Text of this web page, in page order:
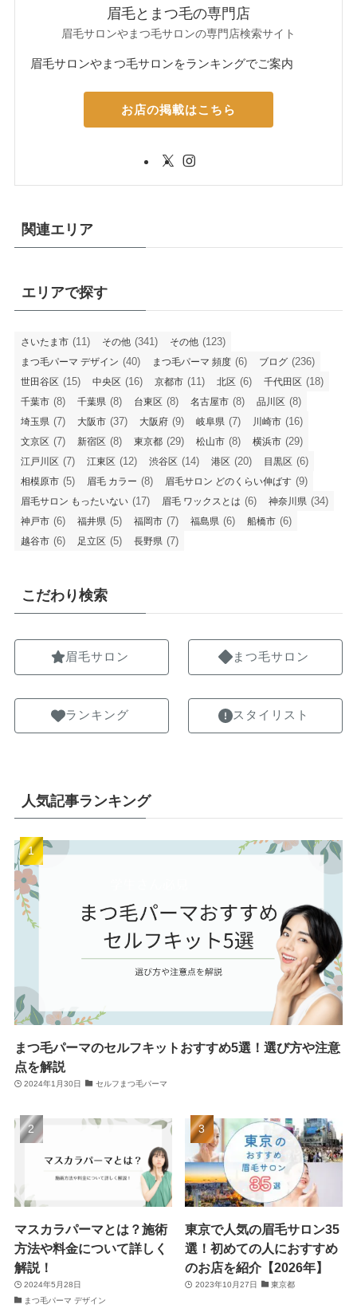
眉毛とまつ毛の専門店
眉毛サロンやまつ毛サロンの専門店検索サイト
眉毛サロンやまつ毛サロンをランキングでご案内
お店の掲載はこちら
関連エリア
エリアで探す
さいたま市 (11) その他 (341) その他 (123)
まつ毛パーマ デザイン (40) まつ毛パーマ 頻度 (6) ブログ (236)
世田谷区 (15) 中央区 (16) 京都市 (11) 北区 (6) 千代田区 (18)
千葉市 (8) 千葉県 (8) 台東区 (8) 名古屋市 (8) 品川区 (8)
埼玉県 (7) 大阪市 (37) 大阪府 (9) 岐阜県 (7) 川崎市 (16)
文京区 (7) 新宿区 (8) 東京都 (29) 松山市 (8) 横浜市 (29)
江戸川区 (7) 江東区 (12) 渋谷区 (14) 港区 (20) 目黒区 (6)
相模原市 (5) 眉毛 カラー (8) 眉毛サロン どのくらい伸ばす (9)
眉毛サロン もったいない (17) 眉毛 ワックスとは (6) 神奈川県 (34)
神戸市 (6) 福井県 (5) 福岡市 (7) 福島県 (6) 船橋市 (6)
越谷市 (6) 足立区 (5) 長野県 (7)
こだわり検索
眉毛サロン
ランキング
まつ毛サロン
スタイリスト
人気記事ランキング
まつ毛パーマのセルフキットおすすめ5選！選び方や注意
点を解説
2024年1月30日 セルフまつ毛パーマ
マスカラパーマとは？施術
方法や料金について詳しく
解説！
2024年5月28日
まつ毛パーマ デザイン
東京で人気の眉毛サロン35
選！初めての人におすすめ
のお店を紹介【2026年】
2023年10月27日 東京都